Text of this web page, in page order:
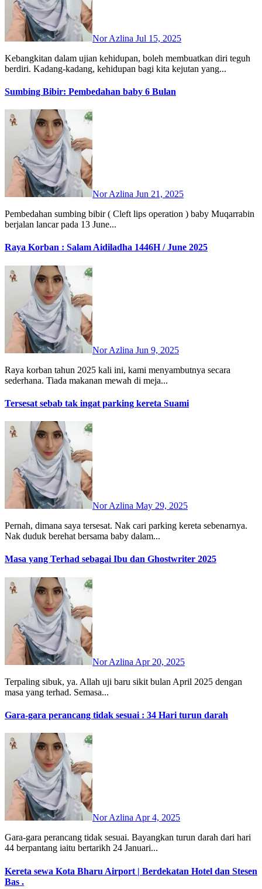
Nor Azlina Jul 15, 2025
Kebangkitan dalam ujian kehidupan, boleh membuatkan diri teguh
berdiri. Kadang-kadang, kehidupan bagi kita kejutan yang...
Sumbing Bibir: Pembedahan baby 6 Bulan
Nor Azlina Jun 21, 2025
Pembedahan sumbing bibir ( Cleft lips operation ) baby Muqarrabin
berjalan lancar pada 13 June...
Raya Korban : Salam Aidiladha 1446H / June 2025
Nor Azlina Jun 9, 2025
Raya korban tahun 2025 kali ini, kami menyambutnya secara
sederhana. Tiada makanan mewah di meja...
Tersesat sebab tak ingat parking kereta Suami
Nor Azlina May 29, 2025
Pernah, dimana saya tersesat. Nak cari parking kereta sebenarnya.
Nak duduk berehat bersama baby dalam...
Masa yang Terhad sebagai Ibu dan Ghostwriter 2025
Nor Azlina Apr 20, 2025
Terpaling sibuk, ya. Allah uji baru sikit bulan April 2025 dengan
masa yang terhad. Semasa...
Gara-gara perancang tidak sesuai : 34 Hari turun darah
Nor Azlina Apr 4, 2025
Gara-gara perancang tidak sesuai. Bayangkan turun darah dari hari
44 berpantang iaitu bertarikh 24 Januari...
Kereta sewa Kota Bharu Airport | Berdekatan Hotel dan Stesen
Bas .